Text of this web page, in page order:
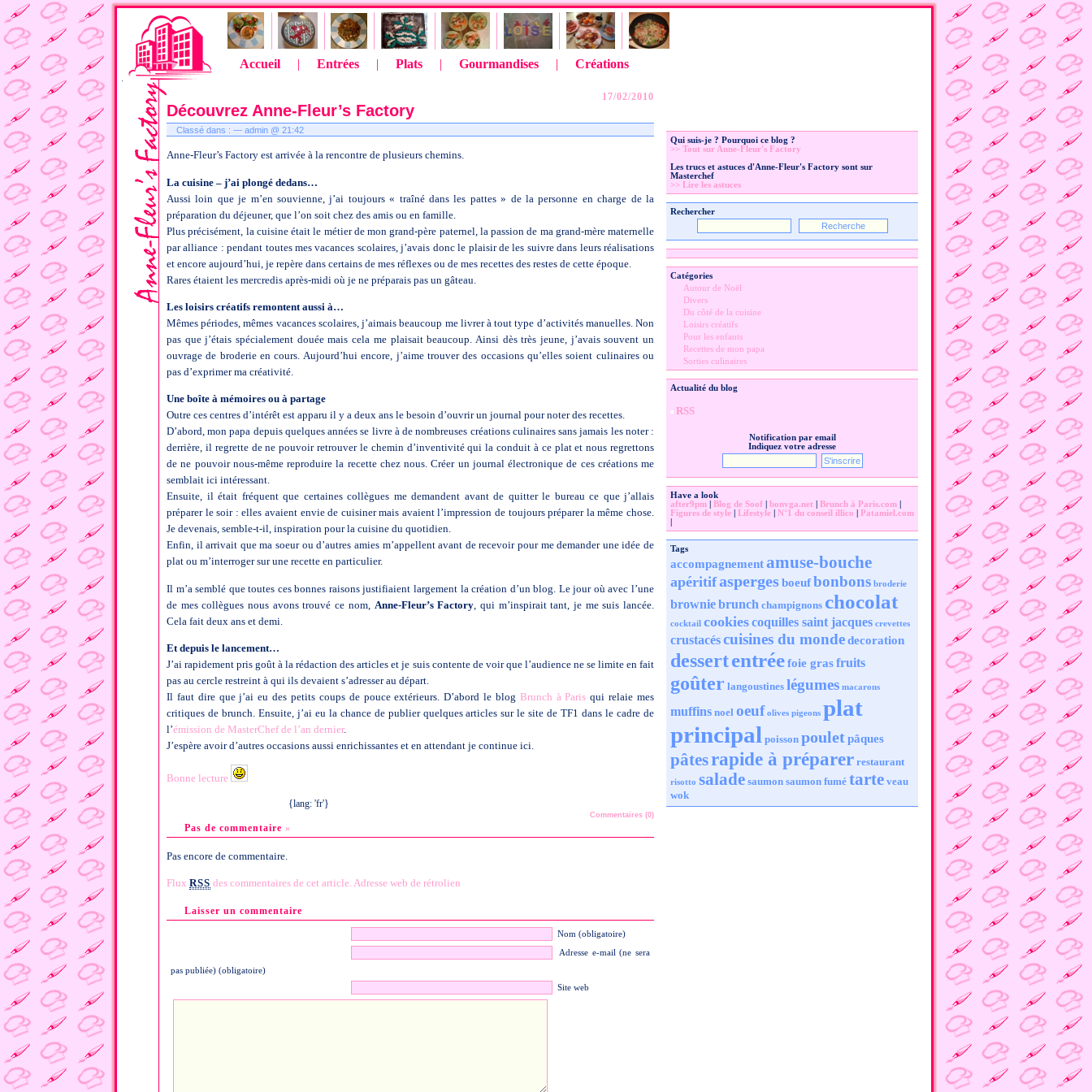
Accueil | Entrées | Plats | Gourmandises | Créations
17/02/2010
Découvrez Anne-Fleur’s Factory
Classé dans : — admin @ 21:42
Anne-Fleur’s Factory est arrivée à la rencontre de plusieurs chemins.
La cuisine – j’ai plongé dedans…
Aussi loin que je m’en souvienne, j’ai toujours « traîné dans les pattes » de la personne en charge de la
préparation du déjeuner, que l’on soit chez des amis ou en famille.
Plus précisément, la cuisine était le métier de mon grand-père paternel, la passion de ma grand-mère maternelle
par alliance : pendant toutes mes vacances scolaires, j’avais donc le plaisir de les suivre dans leurs réalisations
et encore aujourd’hui, je repère dans certains de mes réflexes ou de mes recettes des restes de cette époque.
Rares étaient les mercredis après-midi où je ne préparais pas un gâteau.
Les loisirs créatifs remontent aussi à…
Mêmes périodes, mêmes vacances scolaires, j’aimais beaucoup me livrer à tout type d’activités manuelles. Non
pas que j’étais spécialement douée mais cela me plaisait beaucoup. Ainsi dès très jeune, j’avais souvent un
ouvrage de broderie en cours. Aujourd’hui encore, j’aime trouver des occasions qu’elles soient culinaires ou
pas d’exprimer ma créativité.
Une boîte à mémoires ou à partage
Outre ces centres d’intérêt est apparu il y a deux ans le besoin d’ouvrir un journal pour noter des recettes.
D’abord, mon papa depuis quelques années se livre à de nombreuses créations culinaires sans jamais les noter :
derrière, il regrette de ne pouvoir retrouver le chemin d’inventivité qui la conduit à ce plat et nous regrettons
de ne pouvoir nous-même reproduire la recette chez nous. Créer un journal électronique de ces créations me
semblait ici intéressant.
Ensuite, il était fréquent que certaines collègues me demandent avant de quitter le bureau ce que j’allais
préparer le soir : elles avaient envie de cuisiner mais avaient l’impression de toujours préparer la même chose.
Je devenais, semble-t-il, inspiration pour la cuisine du quotidien.
Enfin, il arrivait que ma soeur ou d’autres amies m’appellent avant de recevoir pour me demander une idée de
plat ou m’interroger sur une recette en particulier.
Il m’a semblé que toutes ces bonnes raisons justifiaient largement la création d’un blog. Le jour où avec l’une
de mes collègues nous avons trouvé ce nom, Anne-Fleur’s Factory , qui m’inspirait tant, je me suis lancée.
Cela fait deux ans et demi.
Et depuis le lancement…
J’ai rapidement pris goût à la rédaction des articles et je suis contente de voir que l’audience ne se limite en fait
pas au cercle restreint à qui ils devaient s’adresser au départ.
Il faut dire que j’ai eu des petits coups de pouce extérieurs. D’abord le blog Brunch à Paris qui relaie mes
critiques de brunch. Ensuite, j’ai eu la chance de publier quelques articles sur le site de TF1 dans le cadre de
l’émission de MasterChef de l’an dernier.
J’espère avoir d’autres occasions aussi enrichissantes et en attendant je continue ici.
Bonne lecture
{lang: 'fr'}
Commentaires (0)
Pas de commentaire »
Pas encore de commentaire.
Flux RSS des commentaires de cet article. Adresse web de rétrolien
Laisser un commentaire
Nom (obligatoire)
Adresse e-mail (ne sera
pas publiée) (obligatoire)
Site web
Qui suis-je ? Pourquoi ce blog ?
>> Tout sur Anne-Fleur's Factory
Les trucs et astuces d'Anne-Fleur's Factory sont sur
Masterchef
>> Lire les astuces
Rechercher
Catégories
Autour de Noël
Divers
Du côté de la cuisine
Loisirs créatifs
Pour les enfants
Recettes de mon papa
Sorties culinaires
Actualité du blog
RSS
Notification par email
Indiquez votre adresse
Have a look
after9pm
Blog de Soof bonvga.net Brunch à Paris.com
Figures de style
Lifestyle N°1 du conseil illico
Patamiel.com
Tags
accompagnementamuse-bouche
apéritifaspergesboeufbonbons broderie
browniebrunch champignons chocolat
cocktail cookiescoquilles saint jacques crevettes
crustacéscuisines du mondedecoration
dessertentréefoie grasfruits
goûter langoustines légumes macarons
muffins noel oeuf olives pigeons plat
principal poisson pouletpâques
pâtesrapide à préparer restaurant
risotto salade saumon saumon fumé tarte veau
wok